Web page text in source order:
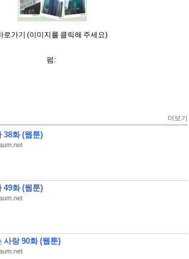
로가기 (이미지를 클릭해 주세요)
펌:
더보기
38화 (웹툰)
49화 (웹툰)
사랑 90화 (웹툰)